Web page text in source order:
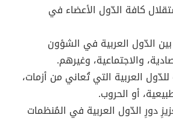
كافة الدّول الأعضاء في
بين الدّول العربية في الشؤون
والاجتماعية، وغيرهم.
العربية التي تُعاني من أزمات،
أو الحروب.
دورِ الدّول العربية في المُنظمات